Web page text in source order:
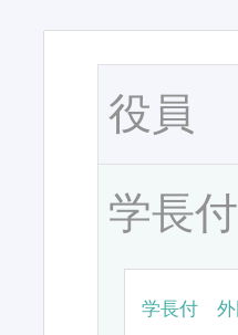
役員
学長付
学長付 外